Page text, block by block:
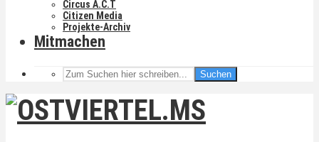
Circus A.C.T
Citizen Media
Projekte-Archiv
Mitmachen
Suchen